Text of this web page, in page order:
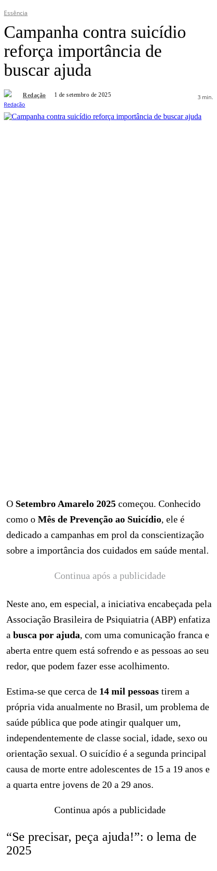
Essência
Campanha contra suicídio
reforça importância de
buscar ajuda
Redação 1 de setembro de 2025 3 min.
O Setembro Amarelo 2025 começou. Conhecido
como o Mês de Prevenção ao Suicídio, ele é
dedicado a campanhas em prol da conscientização
sobre a importância dos cuidados em saúde mental.
Continua após a publicidade
Neste ano, em especial, a iniciativa encabeçada pela
Associação Brasileira de Psiquiatria (ABP) enfatiza
a busca por ajuda, com uma comunicação franca e
aberta entre quem está sofrendo e as pessoas ao seu
redor, que podem fazer esse acolhimento.
Estima-se que cerca de 14 mil pessoas tirem a
própria vida anualmente no Brasil, um problema de
saúde pública que pode atingir qualquer um,
independentemente de classe social, idade, sexo ou
orientação sexual. O suicídio é a segunda principal
causa de morte entre adolescentes de 15 a 19 anos e
a quarta entre jovens de 20 a 29 anos.
Continua após a publicidade
“Se precisar, peça ajuda!”: o lema de
2025